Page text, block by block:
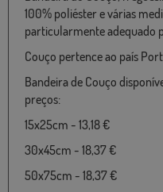
100% poliéster e várias
particularmente adequado
Couço pertence ao país
Bandeira de Couço
preços:
15x25cm - 13,18 €
30x45cm - 18,37 €
50x75cm - 18,37 €